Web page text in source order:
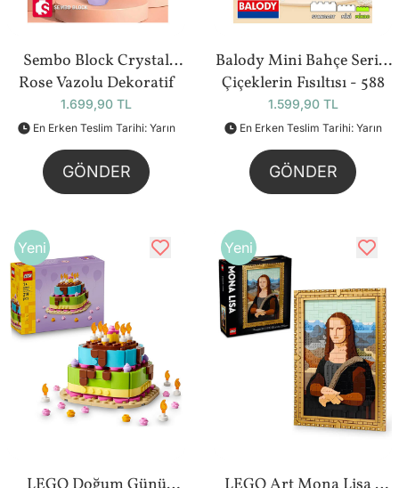
Sembo Block Crystal
Rose Vazolu Dekoratif
Güller - 261 Parça
(611066)
1.699,90 TL
En Erken Teslim Tarihi: Yarın
GÖNDER
Balody Mini Bahçe Serisi
Çiçeklerin Fısıltısı - 588
Parça (BL16368)
1.599,90 TL
En Erken Teslim Tarihi: Yarın
GÖNDER
Yeni Yeni